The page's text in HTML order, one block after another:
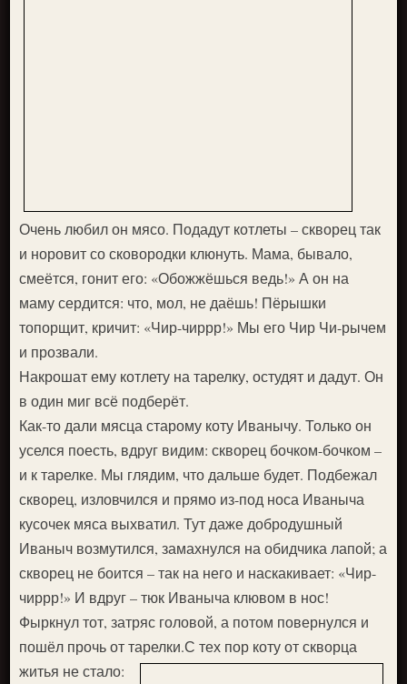
Очень любил он мясо. Подадут котлеты – скворец так
и норовит со сковородки клюнуть. Мама, бывало,
смеётся, гонит его: «Обожжёшься ведь!» А он на
маму сердится: что, мол, не даёшь! Пёрышки
топорщит, кричит: «Чир-чиррр!» Мы его Чир Чи-рычем
и прозвали.
Накрошат ему котлету на тарелку, остудят и дадут. Он
в один миг всё подберёт.
Как-то дали мясца старому коту Иванычу. Только он
уселся поесть, вдруг видим: скворец бочком-бочком –
и к тарелке. Мы глядим, что дальше будет. Подбежал
скворец, изловчился и прямо из-под носа Иваныча
кусочек мяса выхватил. Тут даже добродушный
Иваныч возмутился, замахнулся на обидчика лапой; а
скворец не боится – так на него и наскакивает: «Чир-
чиррр!» И вдруг – тюк Иваныча клювом в нос!
Фыркнул тот, затряс головой, а потом повернулся и
пошёл прочь от тарелки.С тех пор коту от скворца
житья не стало: